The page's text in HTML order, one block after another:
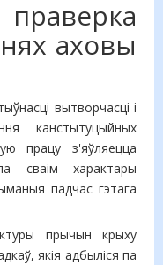
аховы
вытворчасці і
канстытуцыйных
працу з'яўляецца
сваім характары
падчас гэтага
прычын крыху
якія адбыліся па